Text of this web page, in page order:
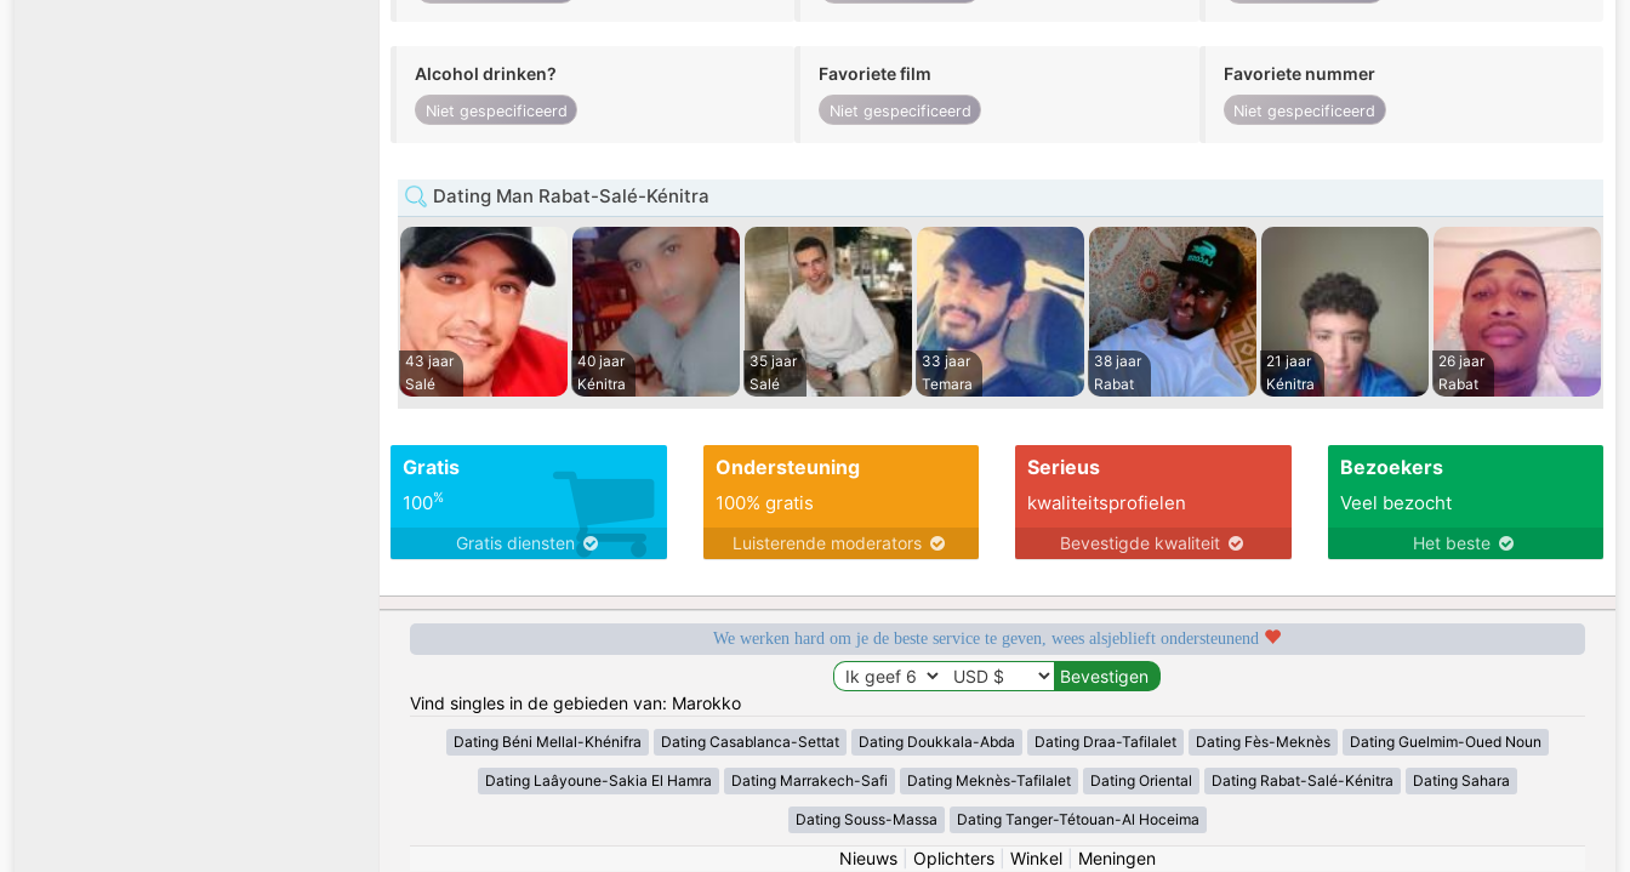
Alcohol drinken?
Niet gespecificeerd
Favoriete film
Niet gespecificeerd
Favoriete nummer
Niet gespecificeerd
Dating Man Rabat-Salé-Kénitra
43 jaar
Salé
40 jaar
Kénitra
35 jaar
Salé
33 jaar
Temara
38 jaar
Rabat
21 jaar
Kénitra
26 jaar
Rabat
Gratis
100%
Gratis diensten
Ondersteuning
100% gratis
Luisterende moderators
Serieus
kwaliteitsprofielen
Bevestigde kwaliteit
Bezoekers
Veel bezocht
Het beste
We werken hard om je de beste service te geven, wees alsjeblieft ondersteunend
Vind singles in de gebieden van: Marokko
Dating Béni Mellal-Khénifra Dating Casablanca-Settat Dating Doukkala-Abda Dating Draa-Tafilalet Dating Fès-Meknès Dating Guelmim-Oued Noun
Dating Laâyoune-Sakia El Hamra Dating Marrakech-Safi Dating Meknès-Tafilalet Dating Oriental Dating Rabat-Salé-Kénitra Dating Sahara
Dating Souss-Massa Dating Tanger-Tétouan-Al Hoceima
Nieuws| Oplichters| Winkel| Meningen